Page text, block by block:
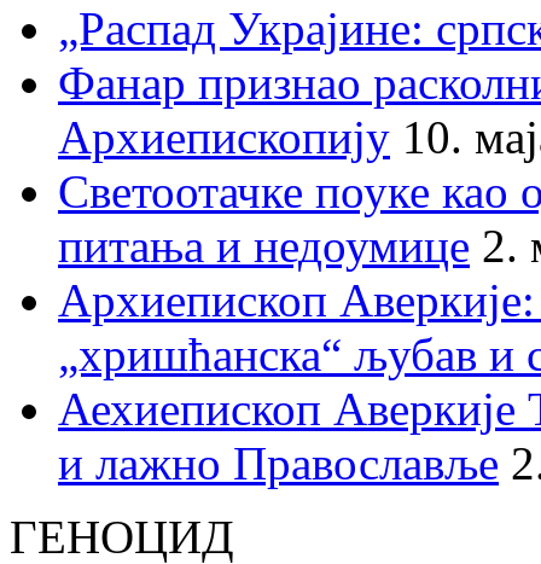
„Распад Украјине:
Фанар признао
Архиепископију 10.
Светоотачке поуке као
питања и недоумице 2.
Архиепископ
„хришћанска“ љубав и
Аехиепископ
и лажно Православље
ГЕНОЦИД